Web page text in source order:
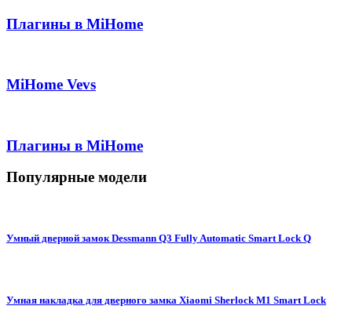
Плагины в MiHome
MiHome Vevs
Плагины в MiHome
Популярные модели
Умный дверной замок Dessmann Q3 Fully Automatic Smart Lock Q
Умная накладка для дверного замка Xiaomi Sherlock M1 Smart Lock